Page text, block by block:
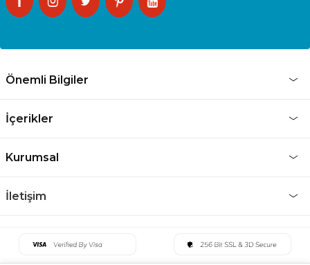
Önemli Bilgiler
İçerikler
Kurumsal
İletişim